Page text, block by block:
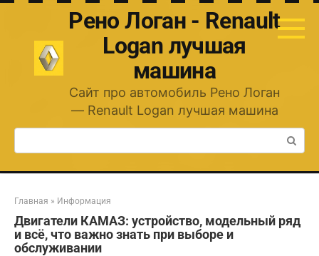
Перейти
Рено Логан - Renault
Logan лучшая
машина
Сайт про автомобиль Рено Логан
— Renault Logan лучшая машина
Поиск:
Главная » Информация
Двигатели КАМАЗ: устройство, модельный ряд
и всё, что важно знать при выборе и
обслуживании